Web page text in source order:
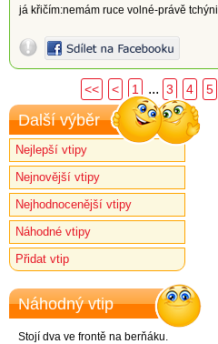
já křičím:nemám ruce volné-právě
<< < 1 ... 3 4 5
Další výběr
Nejlepší vtipy
Nejnovější vtipy
Nejhodnocenější vtipy
Náhodné vtipy
Přidat vtip
Náhodný vtip
Stojí dva ve frontě na berňáku.